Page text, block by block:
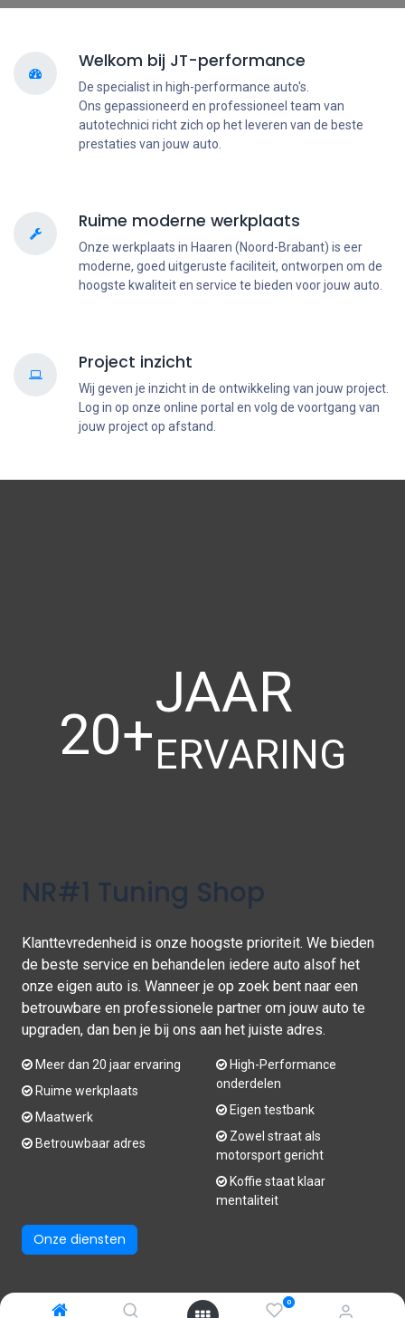
0
Welkom bij JT-performance
De specialist in high-performance auto's.
Ons gepassioneerd en professioneel team van
autotechnici richt zich op het leveren van de beste
prestaties van jouw auto.
Ruime moderne werkplaats
Onze werkplaats in Haaren (Noord-Brabant) is eer
moderne, goed uitgeruste faciliteit, ontworpen om de
hoogste kwaliteit en service te bieden voor jouw auto.
Project inzicht
Wij geven je inzicht in de ontwikkeling van jouw project.
Log in op onze online portal en volg de voortgang van
jouw project op afstand.
NR#1 Tuning Shop
Klanttevredenheid is onze hoogste prioriteit. We bieden
de beste service en behandelen iedere auto alsof het
onze eigen auto is. Wanneer je op zoek bent naar een
betrouwbare en professionele partner om jouw auto te
upgraden, dan ben je bij ons aan het juiste adres.
Meer dan 20 jaar ervaring
Ruime werkplaats
Maatwerk
Betrouwbaar adres
High-Performance
onderdelen
Eigen testbank
Zowel straat als
motorsport gericht
Koffie staat klaar
mentaliteit
Onze diensten
20+
JAAR
ERVARING